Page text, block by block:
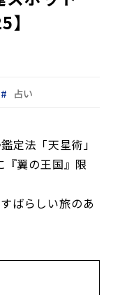
占い
定法「天星術」
翼の王国』限
ばらしい旅のあ